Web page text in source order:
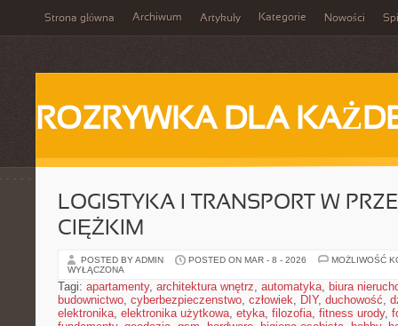
Strona główna Archiwum Artykuły Kategorie Nowości
ROZRYWKA DLA
LOGISTYKA I TRANSPORT W
CIĘŻKIM
POSTED BY ADMIN POSTED ON MAR - 8 - 2026
MOŻLIWOŚĆ
WYŁĄCZONA
Tagi: apartamenty, architektura wnętrz, automatyka, biura
budownictwo, cyberbezpieczenstwo, człowiek, DIY, duchowość,
elektronika, elektronika użytkowa, etyka, filozofia, fitness urody,